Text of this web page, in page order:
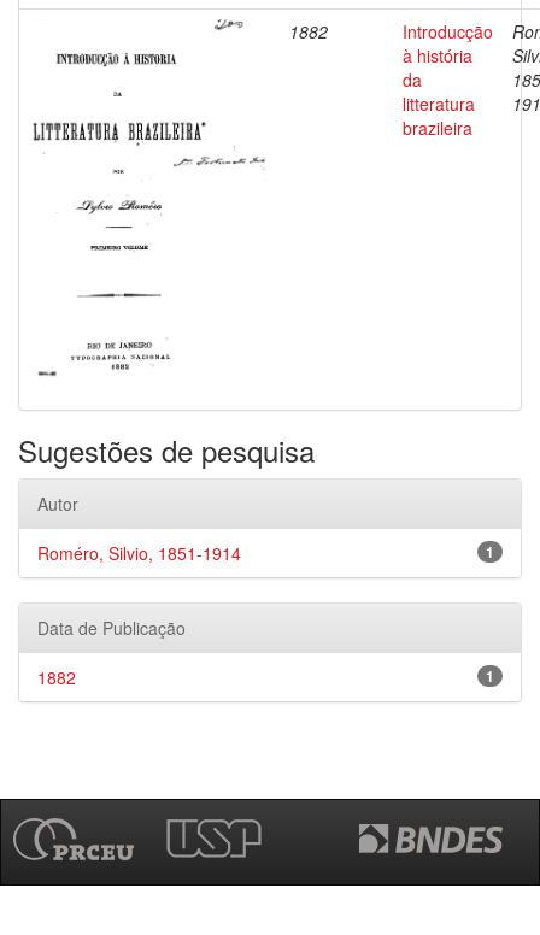
1882
Introducção
à história
da
litteratura
brazileira
Sugestões de pesquisa
Autor
1
Roméro, Silvio, 1851-1914
Data de Publicação
1
1882